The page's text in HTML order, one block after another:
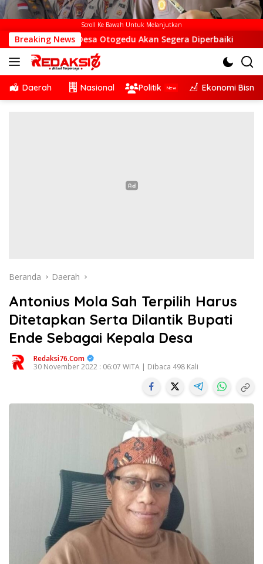
Scroll Ke Bawah Untuk Melanjutkan
Breaking News
di Desa Otogedu Akan Segera Diperbaiki Sinergi
Daerah Nasional Politik Ekonomi Bisnis
Beranda Daerah
Antonius Mola Sah Terpilih Harus
Ditetapkan Serta Dilantik Bupati
Ende Sebagai Kepala Desa
Redaksi76.com
30 November 2022 : 06:07 WITA | Dibaca 498 Kali